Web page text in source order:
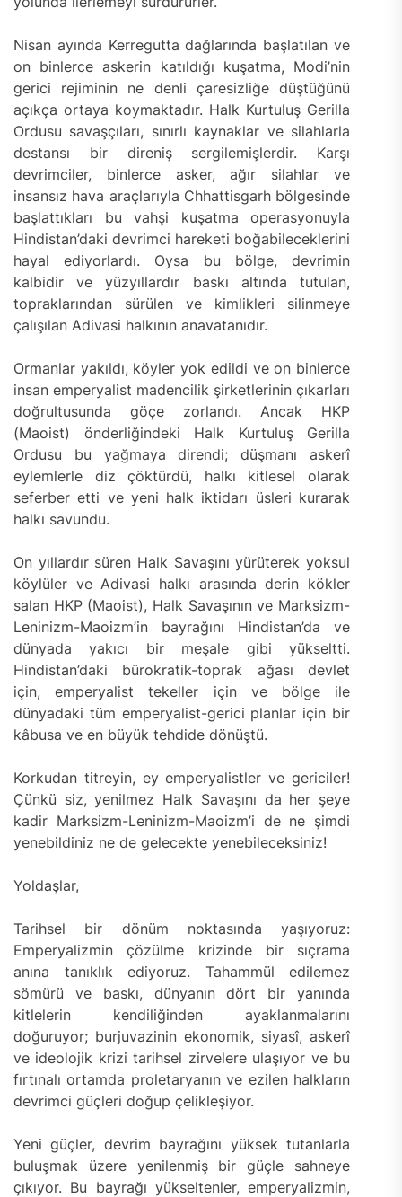
Nisan ayında Kerregutta dağlarında başlatılan ve
on binlerce askerin katıldığı kuşatma, Modi’nin
gerici rejiminin ne denli çaresizliğe düştüğünü
açıkça ortaya koymaktadır. Halk Kurtuluş Gerilla
Ordusu savaşçıları, sınırlı kaynaklar ve silahlarla
destansı bir direniş sergilemişlerdir. Karşı
devrimciler, binlerce asker, ağır silahlar ve
insansız hava araçlarıyla Chhattisgarh bölgesinde
başlattıkları bu vahşi kuşatma operasyonuyla
Hindistan’daki devrimci hareketi boğabileceklerini
hayal ediyorlardı. Oysa bu bölge, devrimin
kalbidir ve yüzyıllardır baskı altında tutulan,
topraklarından sürülen ve kimlikleri silinmeye
çalışılan Adivasi halkının anavatanıdır.
Ormanlar yakıldı, köyler yok edildi ve on binlerce
insan emperyalist madencilik şirketlerinin çıkarları
doğrultusunda göçe zorlandı. Ancak HKP
(Maoist) önderliğindeki Halk Kurtuluş Gerilla
Ordusu bu yağmaya direndi; düşmanı askerî
eylemlerle diz çöktürdü, halkı kitlesel olarak
seferber etti ve yeni halk iktidarı üsleri kurarak
halkı savundu.
On yıllardır süren Halk Savaşını yürüterek yoksul
köylüler ve Adivasi halkı arasında derin kökler
salan HKP (Maoist), Halk Savaşının ve Marksizm-
Leninizm-Maoizm’in bayrağını Hindistan’da ve
dünyada yakıcı bir meşale gibi yükseltti.
Hindistan’daki bürokratik-toprak ağası devlet
için, emperyalist tekeller için ve bölge ile
dünyadaki tüm emperyalist-gerici planlar için bir
kâbusa ve en büyük tehdide dönüştü.
Korkudan titreyin, ey emperyalistler ve gericiler!
Çünkü siz, yenilmez Halk Savaşını da her şeye
kadir Marksizm-Leninizm-Maoizm’i de ne şimdi
yenebildiniz ne de gelecekte yenebileceksiniz!
Yoldaşlar,
Tarihsel bir dönüm noktasında yaşıyoruz:
Emperyalizmin çözülme krizinde bir sıçrama
anına tanıklık ediyoruz. Tahammül edilemez
sömürü ve baskı, dünyanın dört bir yanında
kitlelerin kendiliğinden ayaklanmalarını
doğuruyor; burjuvazinin ekonomik, siyasî, askerî
ve ideolojik krizi tarihsel zirvelere ulaşıyor ve bu
fırtınalı ortamda proletaryanın ve ezilen halkların
devrimci güçleri doğup çelikleşiyor.
Yeni güçler, devrim bayrağını yüksek tutanlarla
buluşmak üzere yenilenmiş bir güçle sahneye
çıkıyor. Bu bayrağı yükseltenler, emperyalizmin,